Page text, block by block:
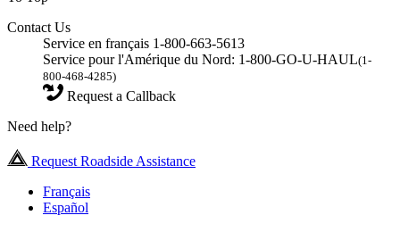
Contact Us
Service en français 1-800-663-5613
Service pour l'Amérique du Nord: 1-800-GO-U-HAUL(1-
800-468-4285)
Request a Callback
Need help?
Request Roadside Assistance
Français
Español